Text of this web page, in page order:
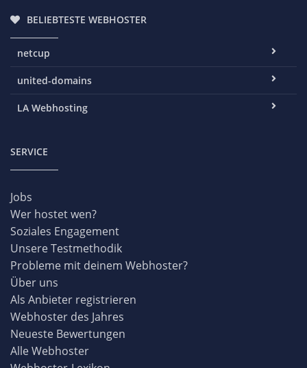
BELIEBTESTE WEBHOSTER
netcup
united-domains
LA Webhosting
SERVICE
Jobs
Wer hostet wen?
Soziales Engagement
Unsere Testmethodik
Probleme mit deinem Webhoster?
Über uns
Als Anbieter registrieren
Webhoster des Jahres
Neueste Bewertungen
Alle Webhoster